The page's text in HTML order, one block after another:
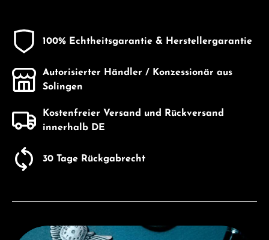
100% Echtheitsgarantie & Herstellergarantie
Autorisierter Händler / Konzessionär aus
Solingen
Kostenfreier Versand und Rückversand
innerhalb DE
30 Tage Rückgabrecht
Entdecken Sie Citizen